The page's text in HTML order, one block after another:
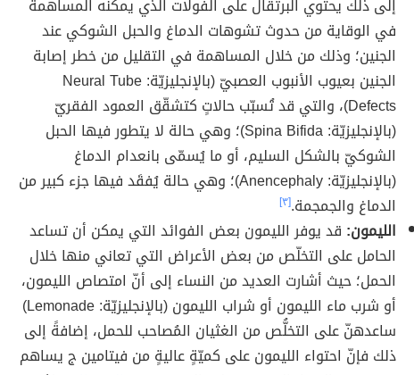
إلى ذلك يحتوي البرتقال على الفولات الذي يمكنه المساهمة
في الوقاية من حدوث تشوهات الدماغ والحبل الشوكي عند
الجنين؛ وذلك من خلال المساهمة في التقليل من خطر إصابة
الجنين بعيوب الأنبوب العصبيّ (بالإنجليزيّة: Neural Tube
Defects)، والتي قد تُسبّب حالاتٍ كتشقّق العمود الفقريّ
(بالإنجليزيّة: Spina Bifida)؛ وهي حالة لا يتطور فيها الحبل
الشوكيّ بالشكل السليم، أو ما يُسمّى بانعدام الدماغ
(بالإنجليزيّة: Anencephaly)؛ وهي حالة يُفقَد فيها جزء كبير من
الدماغ والجمجمة.[٣]
الليمون: قد يوفر الليمون بعض الفوائد التي يمكن أن تساعد
الحامل على التخلّص من بعض الأعراض التي تعاني منها خلال
الحمل؛ حيث أشارت العديد من النساء إلى أنّ امتصاص الليمون،
أو شرب ماء الليمون أو شراب الليمون (بالإنجليزيّة: Lemonade)
ساعدهنّ على التخلُّص من الغثيان المُصاحب للحمل، إضافةً إلى
ذلك فإنّ احتواء الليمون على كميّةٍ عاليةٍ من فيتامين ج يساهم